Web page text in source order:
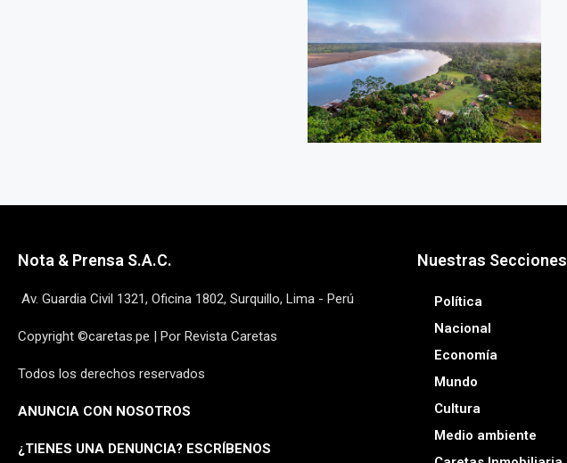
Nota & Prensa S.A.C.
Av. Guardia Civil 1321, Oficina 1802, Surquillo, Lima - Perú
Copyright ©caretas.pe | Por Revista Caretas
Todos los derechos reservados
ANUNCIA CON NOSOTROS
¿TIENES UNA DENUNCIA? ESCRÍBENOS
Nuestras Secciones
Política
Nacional
Economía
Mundo
Cultura
Medio ambiente